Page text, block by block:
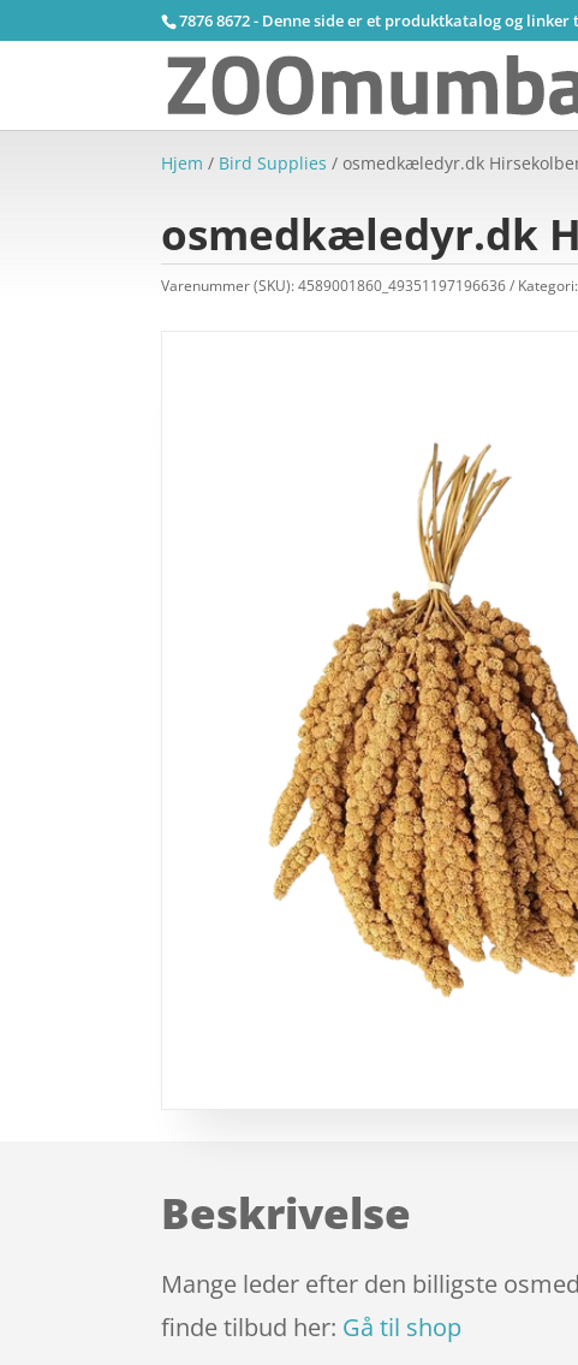
7876 8672 - Denne side er et produktkatalog og
Hjem / Bird Supplies / osmedkæledyr.dk
osmedkæledyr.dk
Varenummer (SKU):4589001860_49351197196636 Kategori:
Beskrivelse
Mange leder efter den billigste
finde tilbud her: Gå til shop